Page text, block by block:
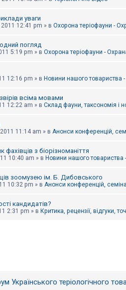
уваги
12:41 pm » в Охорона теріофауни -
погляд
5:19 pm » в Охорона теріофауни -
12:16 pm » в Новини нашого товариства
всіма мовами
12:22 am » в Склад фауни, таксономія і
11:14 am » в Анонси конференцій,
фахівців з біорізноманіття
10:40 am » в Новини нашого
зоомузею ім. Б. Дибовського
10:32 pm » в Анонси конференцій,
кандидатів?
2:31 pm » в Критика, рецензії, відгуки,
Українського теріологічного